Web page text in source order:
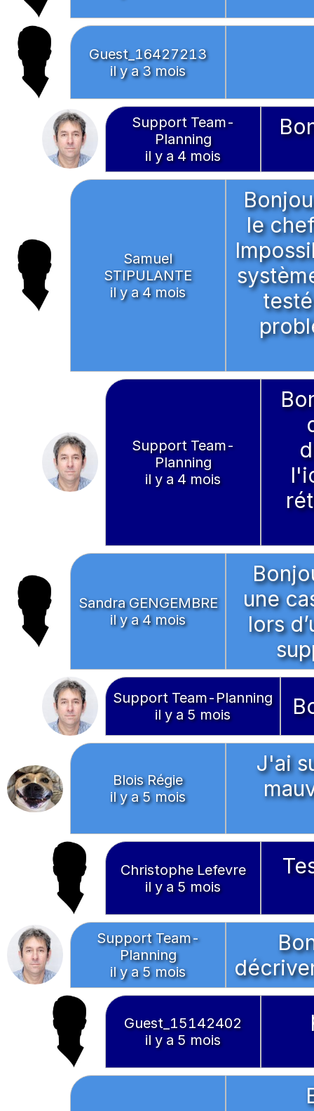
Guest_16427213
il y a 3 mois
Support Team-
Planning
il y a 4 mois
Samuel
STIPULANTE
il y a 4 mois
le
Support Team-
Planning
il y a 4 mois
Sandra GENGEMBRE
il y a 4 mois
une
lors
Support Team-Planning
il y a 5 mois
Blois Régie
il y a 5 mois
J'ai
Christophe Lefevre
il y a 5 mois
Support Team-
Planning
il y a 5 mois
Guest_15142402
il y a 5 mois